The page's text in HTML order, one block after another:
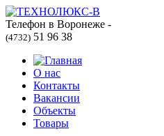
Телефон в Воронеже -
(4732) 51 96 38
О нас
Контакты
Вакансии
Объекты
Товары